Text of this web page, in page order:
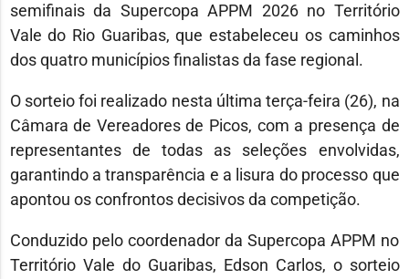
semifinais da Supercopa APPM 2026 no Território
Vale do Rio Guaribas, que estabeleceu os caminhos
dos quatro municípios finalistas da fase regional.
O sorteio foi realizado nesta última terça-feira (26), na
Câmara de Vereadores de Picos, com a presença de
representantes de todas as seleções envolvidas,
garantindo a transparência e a lisura do processo que
apontou os confrontos decisivos da competição.
Conduzido pelo coordenador da Supercopa APPM no
Território Vale do Guaribas, Edson Carlos, o sorteio